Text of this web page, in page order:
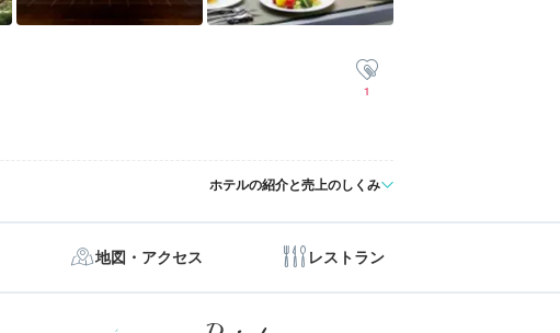
1
ホテルの紹介と売上のしくみ
地図・アクセス レストラン